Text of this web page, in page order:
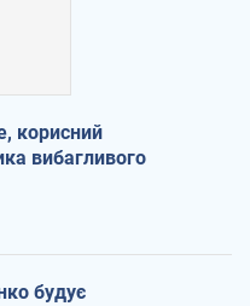
корисний
вибагливого
будує